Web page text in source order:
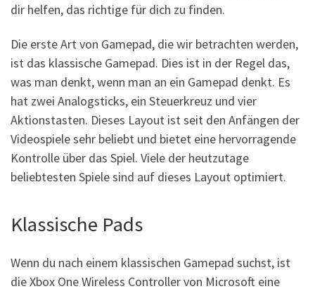
dir helfen, das richtige für dich zu finden.
Die erste Art von Gamepad, die wir betrachten werden,
ist das klassische Gamepad. Dies ist in der Regel das,
was man denkt, wenn man an ein Gamepad denkt. Es
hat zwei Analogsticks, ein Steuerkreuz und vier
Aktionstasten. Dieses Layout ist seit den Anfängen der
Videospiele sehr beliebt und bietet eine hervorragende
Kontrolle über das Spiel. Viele der heutzutage
beliebtesten Spiele sind auf dieses Layout optimiert.
Klassische Pads
Wenn du nach einem klassischen Gamepad suchst, ist
die Xbox One Wireless Controller von Microsoft eine